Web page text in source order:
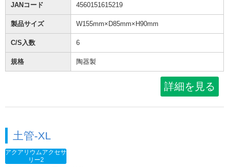
JANコード 4560151615219
製品サイズ W155mm×D85mm×H90mm
C/S入数 6
規格 陶器製
詳細を見る
土管-XL
アクアリウムアクセサ
リー2